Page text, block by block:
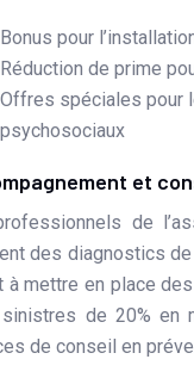
Bonus pour
Réduction de prime
Offres spéciales pour
psychosociaux
et
de
des diagnostics
à mettre en place
de 20% en
de conseil en